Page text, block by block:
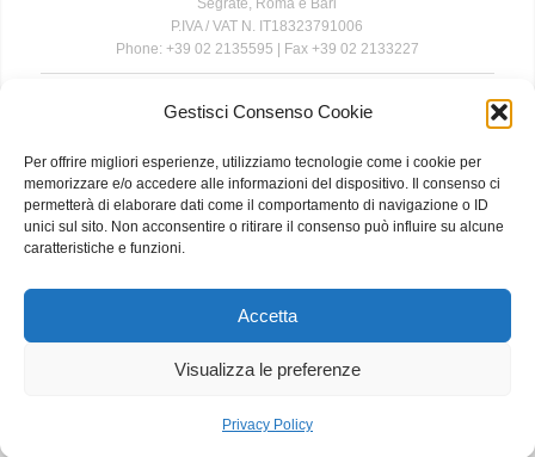
Gestisci Consenso Cookie
Per offrire migliori esperienze, utilizziamo tecnologie come i cookie per
memorizzare e/o accedere alle informazioni del dispositivo. Il consenso ci
permetterà di elaborare dati come il comportamento di navigazione o ID
unici sul sito. Non acconsentire o ritirare il consenso può influire su alcune
caratteristiche e funzioni.
Accetta
Visualizza le preferenze
Privacy Policy
P.IVA / VAT N. IT18323791006
Phone: +39 02 2135595 | Fax +39 02 2133227
The information contained in this website is for general information
while we endeavour to keep the information up to date and correct, we
make no representations or warranties of any kind, express or implied,
about the completeness, accuracy, reliability, suitability or availability
with respect to the website or the information, products, services, or
related graphics contained on the website for any purpose. Any
|Contact|Privacy and Cookie Policy